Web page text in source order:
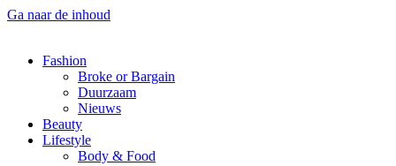
Ga naar de inhoud
Fashion
Broke or Bargain
Duurzaam
Nieuws
Beauty
Lifestyle
Body & Food